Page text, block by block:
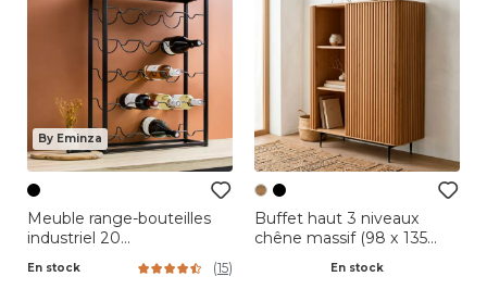
By Eminza
Meuble range-bouteilles
industriel 20
emplacements (H74 cm)
Victor Noir
En stock (15)
Buffet haut 3 niveaux
chêne massif (98 x 135
En stock